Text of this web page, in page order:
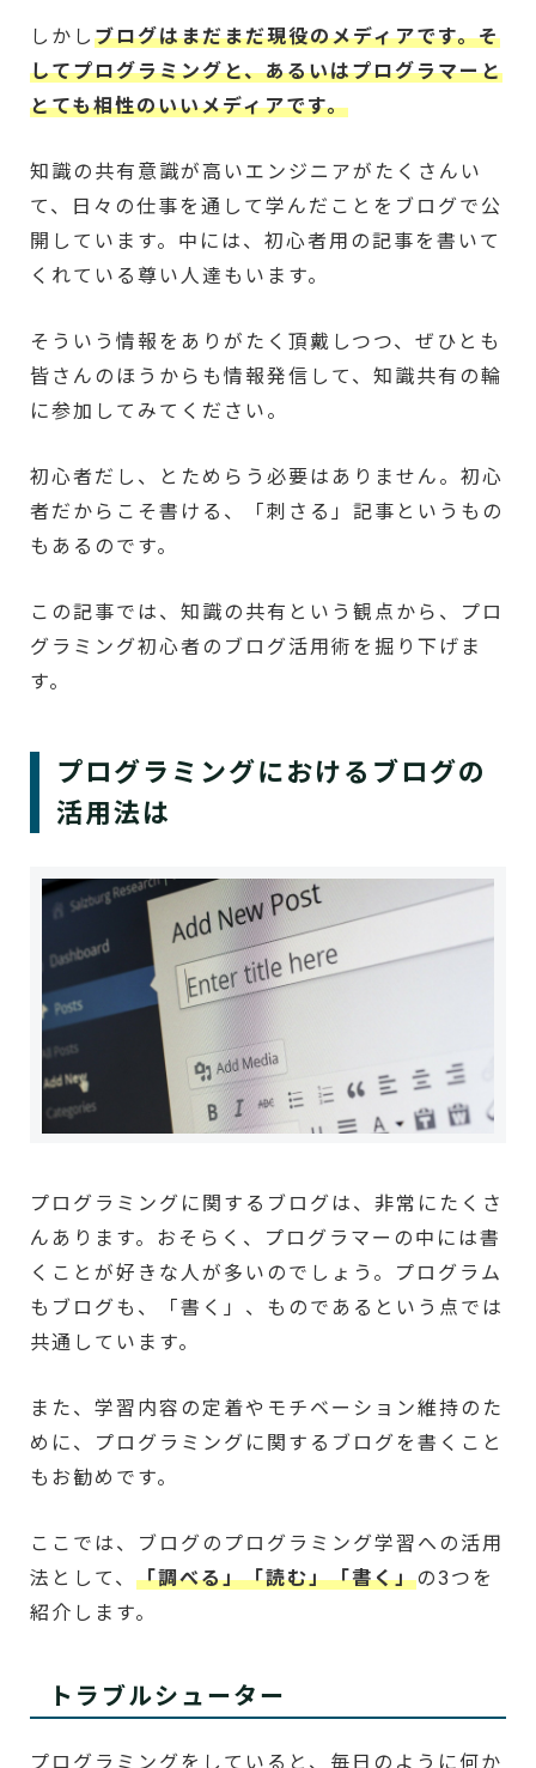
しかし ブログはまだまだ現役のメディアです。そ
してプログラミングと、あるいはプログラマーと
とても相性のいいメディアです。
知識の共有意識が高いエンジニアがたくさんい
て、日々の仕事を通して学んだことをブログで公
開しています。中には、初心者用の記事を書いて
くれている尊い人達もいます。
そういう情報をありがたく頂戴しつつ、ぜひとも
皆さんのほうからも情報発信して、知識共有の輪
に参加してみてください。
初心者だし、とためらう必要はありません。初心
者だからこそ書ける、「刺さる」記事というもの
もあるのです。
この記事では、知識の共有という観点から、プロ
グラミング初心者のブログ活用術を掘り下げま
す。
プログラミングにおけるブログの
活用法は
プログラミングに関するブログは、非常にたくさ
んあります。おそらく、プログラマーの中には書
くことが好きな人が多いのでしょう。プログラム
もブログも、「書く」、ものであるという点では
共通しています。
また、学習内容の定着やモチベーション維持のた
めに、プログラミングに関するブログを書くこと
もお勧めです。
ここでは、ブログのプログラミング学習への活用
法として、 「調べる」「読む」「書く」の3つを
紹介します。
トラブルシューター
プログラミングをしていると、毎日のように何か